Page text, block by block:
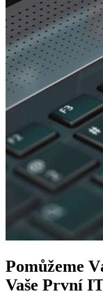
Pomůžeme
Vaše První